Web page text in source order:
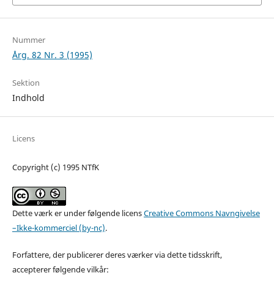
Nummer
Årg. 82 Nr. 3 (1995)
Sektion
Indhold
Licens
Copyright (c) 1995 NTfK
Dette værk er under følgende licensCreative Commons Navngivelse
–Ikke-kommerciel (by-nc).
Forfattere, der publicerer deres værker via dette tidsskrift,
accepterer følgende vilkår: